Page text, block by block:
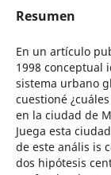
Resumen
En un artículo
1998 conceptual
sistema urbano
cuestioné
en la ciudad de
Juega esta
de este anális is
dos hipótesis